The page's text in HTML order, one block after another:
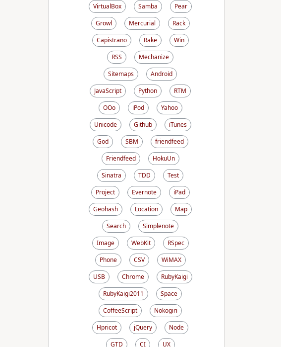
VirtualBox
Samba
Pear
Growl
Mercurial
Rack
Capistrano
Rake
Win
RSS
Mechanize
Sitemaps
Android
JavaScript
Python
RTM
OOo
iPod
Yahoo
Unicode
Github
iTunes
God
SBM
friendfeed
Friendfeed
HokuUn
Sinatra
TDD
Test
Project
Evernote
iPad
Geohash
Location
Map
Search
Simplenote
Image
WebKit
RSpec
Phone
CSV
WiMAX
USB
Chrome
RubyKaigi
RubyKaigi2011
Space
CoffeeScript
Nokogiri
Hpricot
jQuery
Node
GTD
CI UX